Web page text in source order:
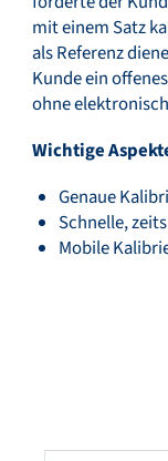
mit einem Satz
als Referenz
Kunde ein
ohne
Wichtige
Genaue
Schnelle,
Mobile